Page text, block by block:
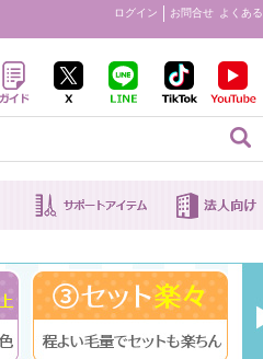
ログイン お問合せ よくあ
る